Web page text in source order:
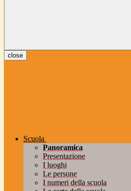
close
Scuola
Panoramica
Presentazione
I luoghi
Le persone
I numeri della scuola